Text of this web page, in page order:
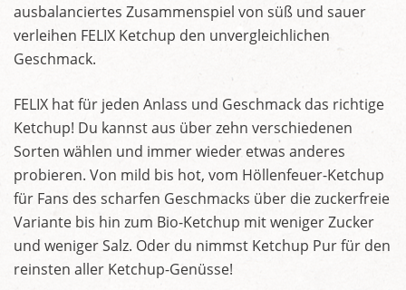
ausbalanciertes Zusammenspiel von süß und sauer
verleihen FELIX Ketchup den unvergleichlichen
Geschmack.
FELIX hat für jeden Anlass und Geschmack das richtige
Ketchup! Du kannst aus über zehn verschiedenen
Sorten wählen und immer wieder etwas anderes
probieren. Von mild bis hot, vom Höllenfeuer-Ketchup
für Fans des scharfen Geschmacks über die zuckerfreie
Variante bis hin zum Bio-Ketchup mit weniger Zucker
und weniger Salz. Oder du nimmst Ketchup Pur für den
reinsten aller Ketchup-Genüsse!